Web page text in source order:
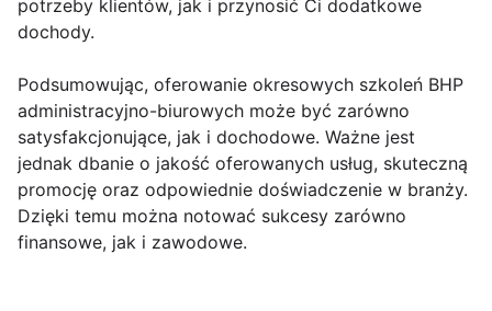
potrzeby klientów, jak i przynosić Ci dodatkowe
dochody.
Podsumowując, oferowanie okresowych szkoleń BHP
administracyjno-biurowych może być zarówno
satysfakcjonujące, jak i dochodowe. Ważne jest
jednak dbanie o jakość oferowanych usług, skuteczną
promocję oraz odpowiednie doświadczenie w branży.
Dzięki temu można notować sukcesy zarówno
finansowe, jak i zawodowe.